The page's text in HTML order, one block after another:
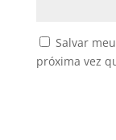
Salvar
próxima vez